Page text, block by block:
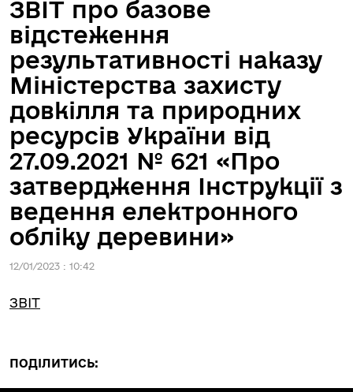
ЗВІТ про базове
відстеження
результативності наказу
Міністерства захисту
довкілля та природних
ресурсів України від
27.09.2021 № 621 «Про
затвердження Інструкції з
ведення електронного
обліку деревини»
12/01/2023 : 10:42
ЗВІТ
ПОДІЛИТИСЬ: